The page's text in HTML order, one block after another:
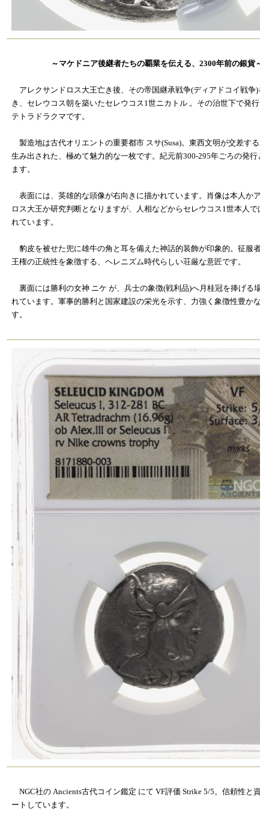
～マケドニア後継者たちの覇業を伝える、2300年前の銀貨～
アレクサンドロス大王亡き後、その帝国継承戦争(ディアドコイ戦争)を
き、セレウコス朝を築いたセレウコス1世ニカトル 。その治世下で発行
テトラドラクマです。
製造地は古代オリエントの重要都市 スサ(Susa)。東西文明が交差する
生み出された、極めて魅力的な一枚です。紀元前300-295年ごろの発行と
ます。
表面には、英雄的な頭像が右向きに描かれています。肖像は本人かア
ロス大王か研究判断となりますが、人相などからセレウコス1世本人では
れています。
豹皮を被せた兜に雄牛の角と耳を備えた神話的装飾が印象的。征服者
王権の正統性を象徴する、ヘレニズム時代らしい荘厳な意匠です。
裏面には勝利の女神 ニケ が、兵士の象徴(戦利品)へ月桂冠を捧げる場
れています。軍事的勝利と国家建設の栄光を示す、力強く象徴性豊かな
す。
NGC社の Ancients古代コイン鑑定 にて VF評価 Strike 5/5。信頼性と資
ートしています。